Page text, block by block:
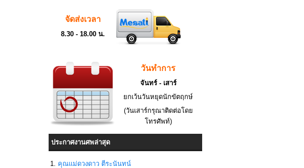
จัดส่งเวลา
8.30 - 18.00 น.
วันทำการ
จันทร์ - เสาร์
ยกเว้นวันหยุดนักขัตฤกษ์
(วันเสาร์กรุณาติดต่อโดย
โทรศัพท์)
ประกาศงานศพล่าสุด
คุณแม่ดวงดาว ตีระนันทน์